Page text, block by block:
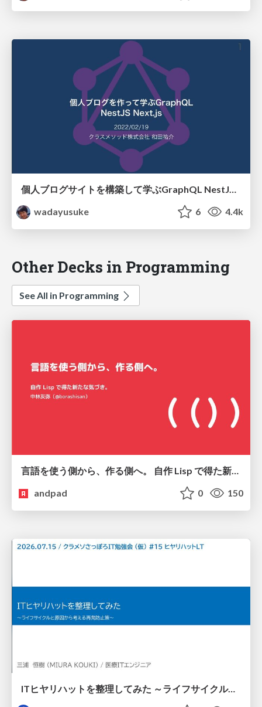
個人ブログサイトを構築して学ぶGraphQL NestJSとNext.js使うよ！ / graphql nestjs nextjs bootcamp
wadayusuke
6 4.4k
Other Decks in Programming
See All in Programming
andpad
0 150
ITヒヤリハットを整理してみた ～ライフサイクルと原因から考える再発防止策～